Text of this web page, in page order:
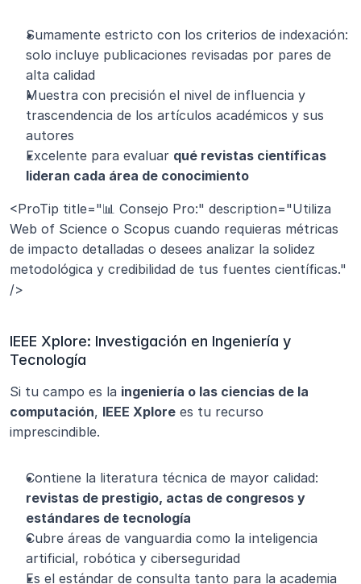
Sumamente estricto con los criterios de indexación:
solo incluye publicaciones revisadas por pares de
alta calidad
Muestra con precisión el nivel de influencia y
trascendencia de los artículos académicos y sus
autores
Excelente para evaluar qué revistas científicas
lideran cada área de conocimiento
<ProTip title="📊 Consejo Pro:" description="Utiliza
Web of Science o Scopus cuando requieras métricas
de impacto detalladas o desees analizar la solidez
metodológica y credibilidad de tus fuentes científicas."
/>
IEEE Xplore: Investigación en Ingeniería y
Tecnología
Si tu campo es la ingeniería o las ciencias de la
computación, IEEE Xplore es tu recurso
imprescindible.
revistas de prestigio, actas de congresos y
estándares de tecnología
Cubre áreas de vanguardia como la inteligencia
artificial, robótica y ciberseguridad
Es el estándar de consulta tanto para la academia